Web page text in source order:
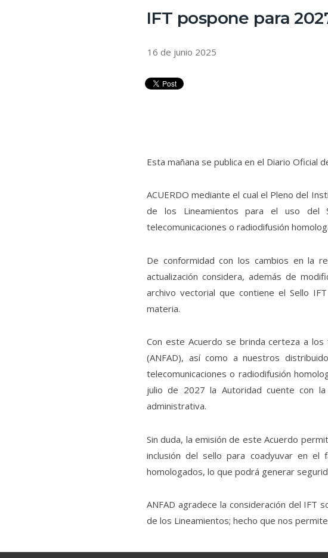
IFT pospone para
16 de junio 2025
Esta mañana se publica en el Diario Oficial
ACUERDO mediante el cual el Pleno del
de los Lineamientos para el uso del
telecomunicaciones o radiodifusión
De conformidad con los cambios en la
actualización considera, además de
archivo vectorial que contiene el Sello
materia.
Con este Acuerdo se brinda certeza a los
(ANFAD), así como a nuestros
telecomunicaciones o radiodifusión
julio de 2027 la Autoridad cuente con
administrativa.
Sin duda, la emisión de este Acuerdo
inclusión del sello para coadyuvar en el
homologados, lo que podrá generar
ANFAD agradece la consideración del IFT
de los Lineamientos; hecho que nos